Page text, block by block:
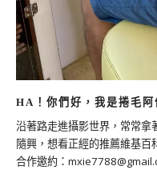
HA！你們好，我是捲毛阿
沿著路走進攝影世界，常常拿
隨興，想看正經的推薦維基
合作邀約：